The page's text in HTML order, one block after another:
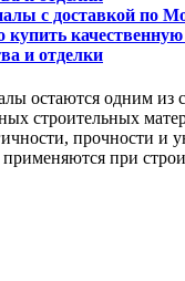
с доставкой по
купить
и отделки
остаются одним из
строительных
прочности и
при